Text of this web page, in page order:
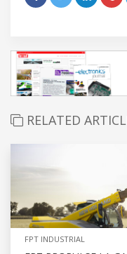
RELATED
FPT INDUSTRIAL